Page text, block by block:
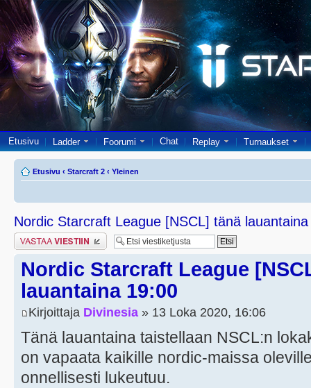
Etusivu Ladder Foorumi Chat Replay Turnaukset
Etusivu ‹ Starcraft 2 ‹ Yleinen
Nordic Starcraft League [NSCL] tänä
Lähetä vastaus
Nordic Starcraft League
lauantaina 19:00
Kirjoittaja Divinesia » 13 Loka 2020, 16:06
Tänä lauantaina taistellaan NSCL:n
on vapaata kaikille nordic-maissa
onnellisesti lukeutuu.